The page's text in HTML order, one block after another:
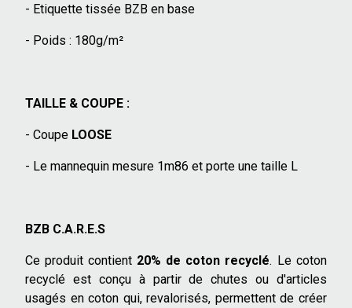
- Etiquette tissée BZB en base
- Poids : 180g/m²
TAILLE & COUPE :
- Coupe LOOSE
- Le mannequin mesure 1m86 et porte une taille L
BZB C.A.R.E.S
Ce produit contient 20% de coton recyclé. Le coton
recyclé est conçu à partir de chutes ou d'articles
usagés en coton qui, revalorisés, permettent de créer